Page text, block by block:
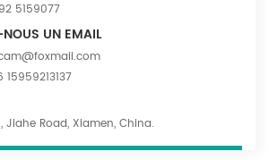
5159077
UN EMAIL
15959213137
Jiahe Road, Xiamen, China.